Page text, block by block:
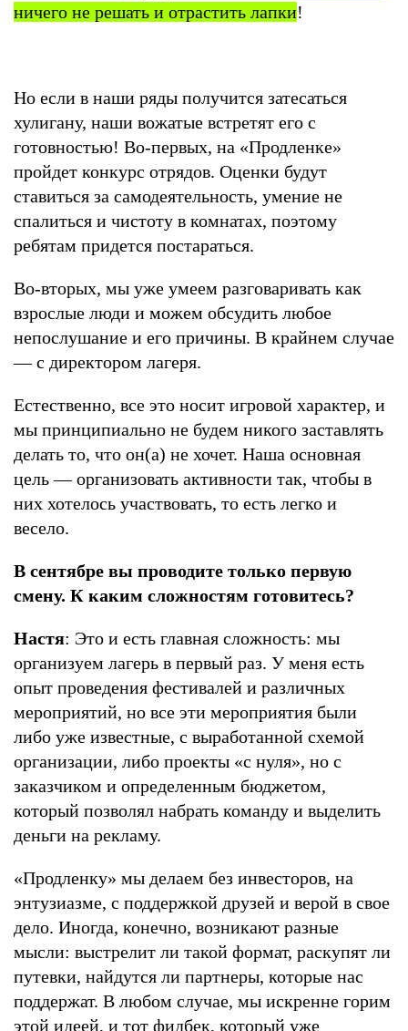
ничего не решать и отрастить лапки!
Но если в наши ряды получится затесаться
хулигану, наши вожатые встретят его с
готовностью! Во-первых, на «Продленке»
пройдет конкурс отрядов. Оценки будут
ставиться за самодеятельность, умение не
спалиться и чистоту в комнатах, поэтому
ребятам придется постараться.
Во-вторых, мы уже умеем разговаривать как
взрослые люди и можем обсудить любое
непослушание и его причины. В крайнем случае
— с директором лагеря.
Естественно, все это носит игровой характер, и
мы принципиально не будем никого заставлять
делать то, что он(а) не хочет. Наша основная
цель — организовать активности так, чтобы в
них хотелось участвовать, то есть легко и
весело.
В сентябре вы проводите только первую
смену. К каким сложностям готовитесь?
Настя: Это и есть главная сложность: мы
организуем лагерь в первый раз. У меня есть
опыт проведения фестивалей и различных
мероприятий, но все эти мероприятия были
либо уже известные, с выработанной схемой
организации, либо проекты «с нуля», но с
заказчиком и определенным бюджетом,
который позволял набрать команду и выделить
деньги на рекламу.
«Продленку» мы делаем без инвесторов, на
энтузиазме, с поддержкой друзей и верой в свое
дело. Иногда, конечно, возникают разные
мысли: выстрелит ли такой формат, раскупят ли
путевки, найдутся ли партнеры, которые нас
поддержат. В любом случае, мы искренне горим
этой идеей, и тот фидбек, который уже